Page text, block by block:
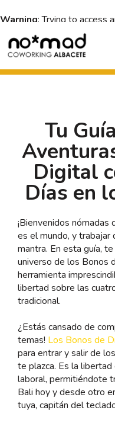
Warning: Trying to access
/var/www/vhosts/
content/themes/
Tu
Digital
Días en
¡Bienvenidos
es el mundo, y trabajar
mantra. En esta guía,
universo de los Bonos
herramienta
libertad sobre las
tradicional.
¿Estás cansado de
temas! Los Bonos de
para entrar y salir de
te plazca. Es la
laboral, permitiéndote
Bali hoy y desde otro
tuya, capitán del